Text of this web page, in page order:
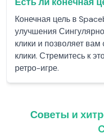
Конечная цель в
улучшения
клики и позволяет
клики. Стремитесь к
ретро-игре.
Советы и